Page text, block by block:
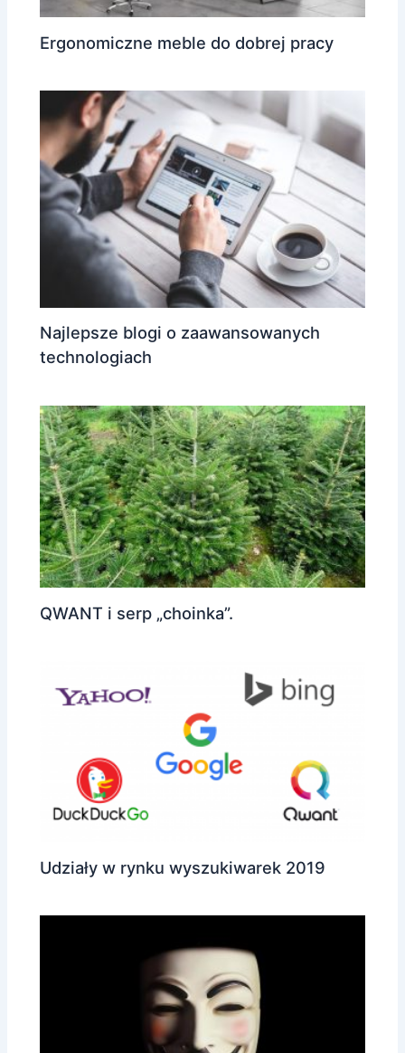
Ergonomiczne meble do dobrej pracy
Najlepsze blogi o zaawansowanych
technologiach
QWANT i serp „choinka”.
Udziały w rynku wyszukiwarek 2019